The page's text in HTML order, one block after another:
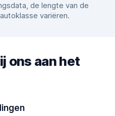
de lengte van de
variëren.
ons aan het